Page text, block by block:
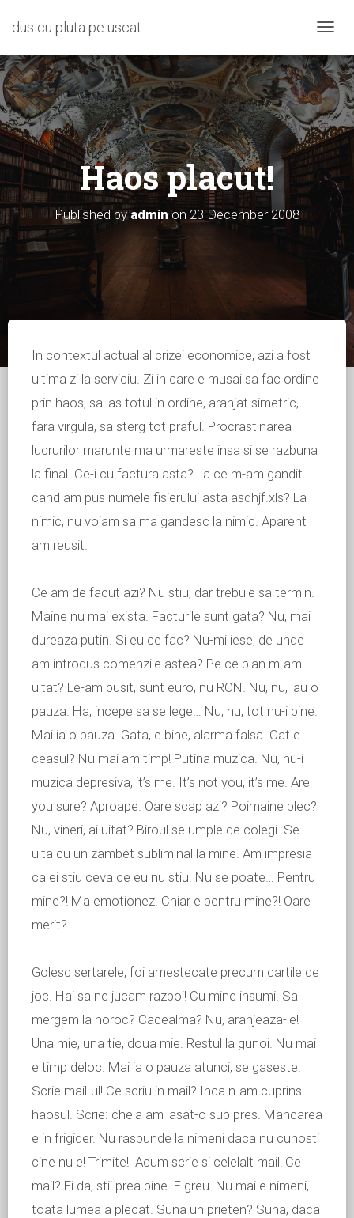
T
G
G
L
E
N
A
V
I
A
dus cu pluta pe uscat
Haos placut!
Published byadminon 23 December 2008
In contextul actual al crizei economice, azi a fost
ultima zi la serviciu. Zi in care e musai sa fac ordine
prin haos, sa las totul in ordine, aranjat simetric,
fara virgula, sa sterg tot praful. Procrastinarea
lucrurilor marunte ma urmareste insa si se razbuna
la final. Ce-i cu factura asta? La ce m-am gandit
cand am pus numele fisierului asta asdhjf.xls? La
nimic, nu voiam sa ma gandesc la nimic. Aparent
am reusit.
Ce am de facut azi? Nu stiu, dar trebuie sa termin.
Maine nu mai exista. Facturile sunt gata? Nu, mai
dureaza putin. Si eu ce fac? Nu-mi iese, de unde
am introdus comenzile astea? Pe ce plan m-am
uitat? Le-am busit, sunt euro, nu RON. Nu, nu, iau o
pauza. Ha, incepe sa se lege… Nu, nu, tot nu-i bine.
Mai ia o pauza. Gata, e bine, alarma falsa. Cat e
ceasul? Nu mai am timp! Putina muzica. Nu, nu-i
muzica depresiva, it’s me. It’s not you, it’s me. Are
you sure? Aproape. Oare scap azi? Poimaine plec?
Nu, vineri, ai uitat? Biroul se umple de colegi. Se
uita cu un zambet subliminal la mine. Am impresia
ca ei stiu ceva ce eu nu stiu. Nu se poate… Pentru
mine?! Ma emotionez. Chiar e pentru mine?! Oare
merit?
Golesc sertarele, foi amestecate precum cartile de
joc. Hai sa ne jucam razboi! Cu mine insumi. Sa
mergem la noroc? Cacealma? Nu, aranjeaza-le!
Una mie, una tie, doua mie. Restul la gunoi. Nu mai
e timp deloc. Mai ia o pauza atunci, se gaseste!
Scrie mail-ul! Ce scriu in mail? Inca n-am cuprins
haosul. Scrie: cheia am lasat-o sub pres. Mancarea
e in frigider. Nu raspunde la nimeni daca nu cunosti
cine nu e! Trimite! Acum scrie si celelalt mail! Ce
mail? Ei da, stii prea bine. E greu. Nu mai e nimeni,
toata lumea a plecat. Suna un prieten? Suna, daca